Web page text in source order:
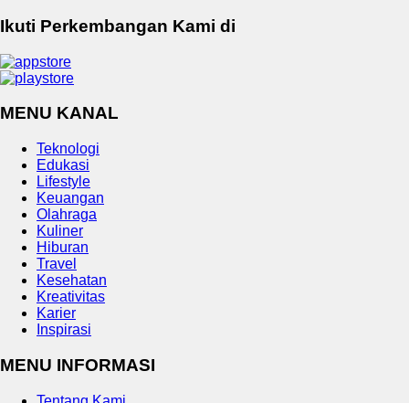
Ikuti Perkembangan Kami di
MENU KANAL
Teknologi
Edukasi
Lifestyle
Keuangan
Olahraga
Kuliner
Hiburan
Travel
Kesehatan
Kreativitas
Karier
Inspirasi
MENU INFORMASI